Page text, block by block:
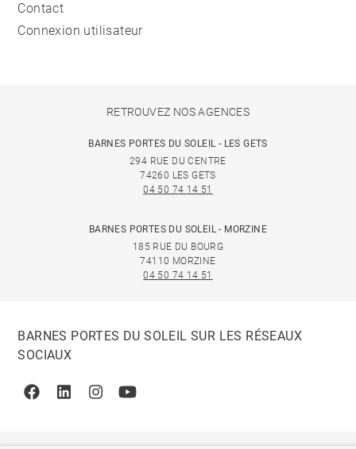
Contact
Connexion utilisateur
RETROUVEZ NOS AGENCES
BARNES PORTES DU SOLEIL - LES GETS
294 RUE DU CENTRE
74260 LES GETS
04 50 74 14 51
BARNES PORTES DU SOLEIL - MORZINE
185 RUE DU BOURG
74110 MORZINE
04 50 74 14 51
BARNES PORTES DU SOLEIL SUR LES RÉSEAUX
SOCIAUX
FacebookLinkedinInstagramYoutube